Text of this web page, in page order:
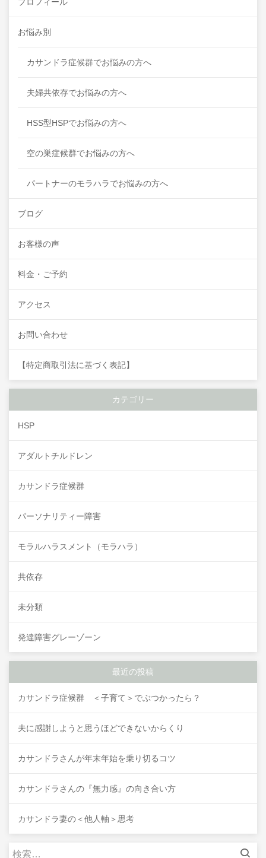
お悩み別
カサンドラ症候群でお悩みの方へ
夫婦共依存でお悩みの方へ
HSS型HSPでお悩みの方へ
空の巣症候群でお悩みの方へ
パートナーのモラハラでお悩みの方へ
ブログ
お客様の声
料金・ご予約
アクセス
お問い合わせ
【特定商取引法に基づく表記】
カテゴリー
HSP
アダルトチルドレン
カサンドラ症候群
パーソナリティー障害
モラルハラスメント（モラハラ）
共依存
未分類
発達障害グレーゾーン
最近の投稿
カサンドラ症候群 ＜子育て＞でぶつかったら？
夫に感謝しようと思うほどできないからくり
カサンドラさんが年末年始を乗り切るコツ
カサンドラさんの『無力感』の向き合い方
カサンドラ妻の＜他人軸＞思考
検